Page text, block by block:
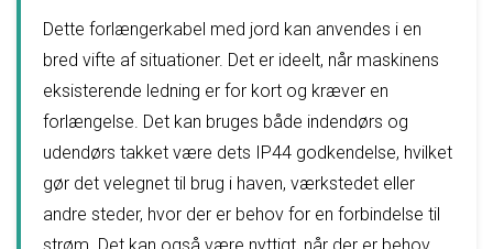
Dette forlængerkabel med jord kan anvendes i en
bred vifte af situationer. Det er ideelt, når maskinens
eksisterende ledning er for kort og kræver en
forlængelse. Det kan bruges både indendørs og
udendørs takket være dets IP44 godkendelse, hvilket
gør det velegnet til brug i haven, værkstedet eller
andre steder, hvor der er behov for en forbindelse til
strøm. Det kan også være nyttigt, når der er behov